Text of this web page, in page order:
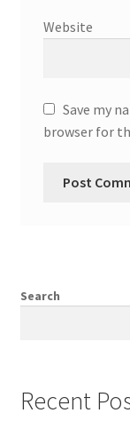
Website
Save my
browser for
Search
Recent